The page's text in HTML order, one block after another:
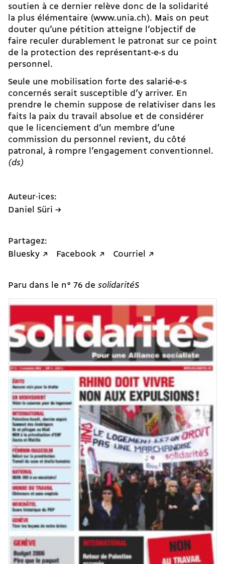
soutien à ce dernier relève donc de la solidarité
la plus élémentaire (www.unia.ch). Mais on peut
douter qu’une pétition atteigne l’objectif de
faire reculer durablement le patronat sur ce point
de la protection des représentant-e-s du
personnel.
Seule une mobilisation forte des salarié-e-s
concernés serait susceptible d’y arriver. En
prendre le chemin suppose de relativiser dans les
faits la paix du travail absolue et de considérer
que le licenciement d’un membre d’une
commission du personnel revient, du côté
patronal, à rompre l’engagement conventionnel.
(ds)
Auteur·ices:
Daniel Süri →
Partagez:
Bluesky ↗
Facebook ↗ Courriel ↗
Paru dans le n° 76 de solidaritéS